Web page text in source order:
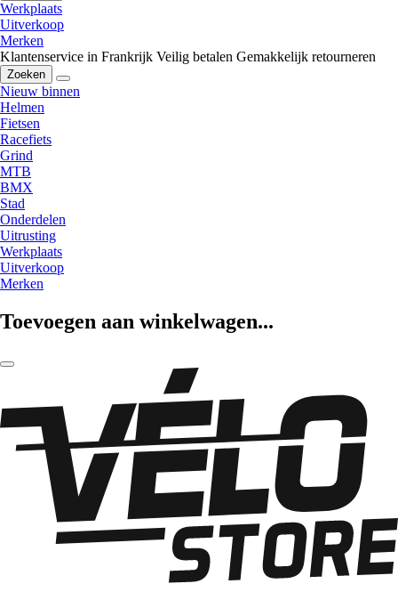
Werkplaats
Uitverkoop
Merken
Klantenservice in Frankrijk Veilig betalen Gemakkelijk retourneren
Zoeken
Nieuw binnen
Helmen
Fietsen
Racefiets
Grind
MTB
BMX
Stad
Onderdelen
Uitrusting
Werkplaats
Uitverkoop
Merken
Toevoegen aan winkelwagen...